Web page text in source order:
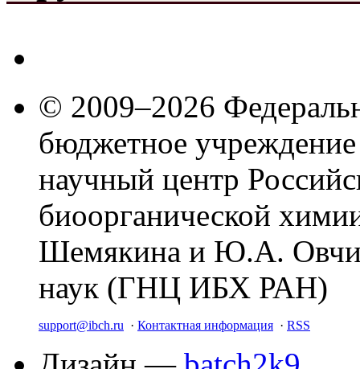
© 2009–2026
бюджетное
научный центр
биоорганической
Шемякина и Ю.А.
наук (ГНЦ ИБХ РАН)
support@ibch.ru · Контактная информация · RSS